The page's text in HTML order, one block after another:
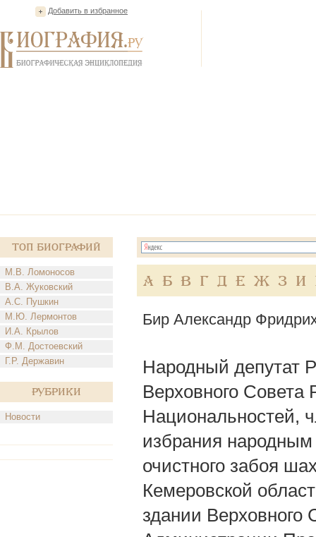
Добавить в избранное
Топ Биографий
М.В. Ломоносов
В.А. Жуковский
А.С. Пушкин
М.Ю. Лермонтов
И.А. Крылов
Ф.М. Достоевский
Г.Р. Державин
Рубрики
Новости
А Б В Г Д Е Ж З И
Бир Александр
Народный депутат
Верховного Совета
Национальностей,
избрания
очистного забоя
Кемеровской
здании Верховного